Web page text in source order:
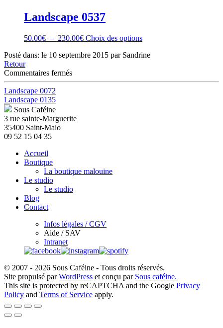
Landscape 0537
50.00€ – 230.00€Plage
prix :
230.00€
Choix des optionsCe
a
Les
Posté dans: le 10 septembre 2015 par Sandrine
Retour
Commentaires ferméssur
landscape
Landscape 0072
Landscape 0135
Sous Caféine
3 rue sainte-Marguerite
35400 Saint-Malo
09 52 15 04 35
Accueil
Boutique
La boutique malouine
Le studio
Le studio
Blog
Contact
Infos légales / CGV
Aide / SAV
Intranet
© 2007 - 2026 Sous Caféine - Tous droits réservés.
Site propulsé parWordPress et conçu par Sous caféine.
This site is protected by reCAPTCHA and the Google Privacy
Policy and Terms of Service apply.